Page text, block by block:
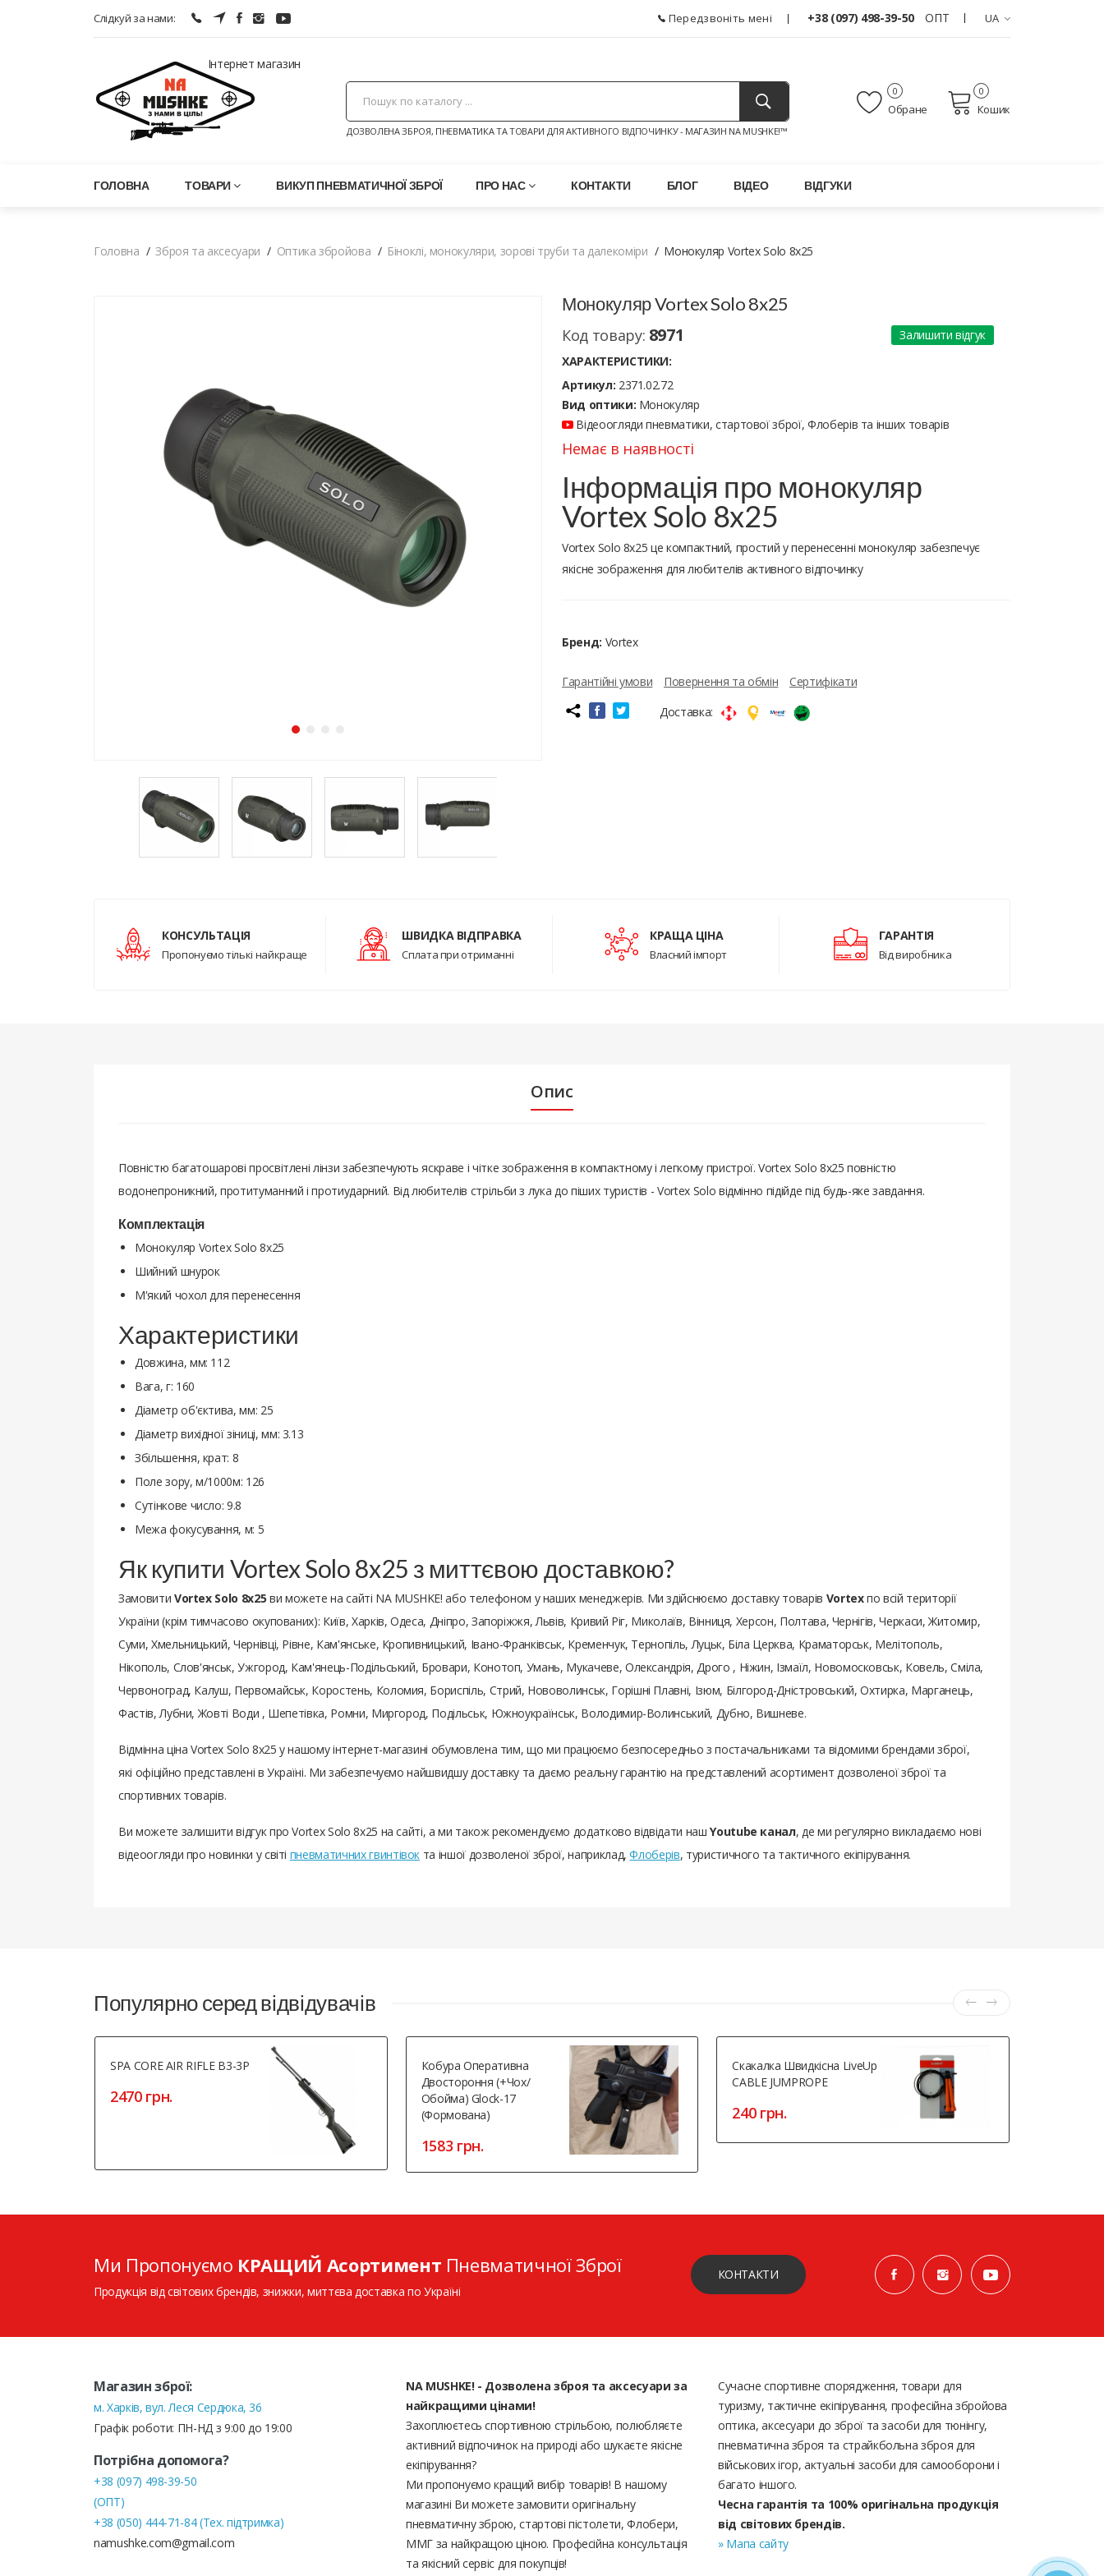
Слідкуй за нами: Передзвоніть мені +38 (097) 498-39-50 ОПТ UA
Інтернет магазин
ДОЗВОЛЕНА ЗБРОЯ, ПНЕВМАТИКА ТА ТОВАРИ ДЛЯ АКТИВНОГО ВІДПОЧИНКУ - МАГАЗИН NA MUSHKE!™
Обране
0
Кошик
0
ГОЛОВНА ТОВАРИ ВИКУП ПНЕВМАТИЧНОЇ ЗБРОЇ ПРО НАС КОНТАКТИ БЛОГ ВІДЕО ВІДГУКИ
Головна Зброя та аксесуари Оптика збройова Біноклі, монокуляри, зорові труби та далекоміри Монокуляр Vortex Solo 8x25
Монокуляр Vortex Solo 8x25
Код товару: 8971
Залишити відгук
ХАРАКТЕРИСТИКИ:
Артикул: 2371.02.72
Вид оптики: Монокуляр
Відеоогляди пневматики, стартової зброї, Флоберів та інших товарів
Немає в наявності
Інформація про монокуляр
Vortex Solo 8x25
Vortex Solo 8x25 це компактний, простий у перенесенні монокуляр забезпечує
якісне зображення для любителів активного відпочинку
Бренд: Vortex
Гарантійні умови Повернення та обмін
Сертифікати
Доставка:
КОНСУЛЬТАЦІЯ
Пропонуємо тількі найкраще
ШВИДКА ВІДПРАВКА
Сплата при отриманні
КРАЩА ЦІНА
Власний імпорт
ГАРАНТІЯ
Від виробника
Опис
Повністю багатошарові просвітлені лінзи забезпечують яскраве і чітке зображення в компактному і легкому пристрої. Vortex Solo 8x25 повністю
водонепроникний, протитуманний і протиударний. Від любителів стрільби з лука до піших туристів - Vortex Solo відмінно підійде під будь-яке завдання.
Комплектація
Монокуляр Vortex Solo 8x25
Шийний шнурок
М'який чохол для перенесення
Характеристики
Довжина, мм: 112
Вага, г: 160
Діаметр об'єктива, мм: 25
Діаметр вихідної зіниці, мм: 3.13
Збільшення, крат: 8
Поле зору, м/1000м: 126
Сутінкове число: 9.8
Межа фокусування, м: 5
Як купити Vortex Solo 8x25 з миттєвою доставкою?
Замовити Vortex Solo 8x25 ви можете на сайті NA MUSHKE! або телефоном у наших менеджерів. Ми здійснюємо доставку товарів Vortexпо всій території
України (крім тимчасово окупованих): Київ, Харків, Одеса, Дніпро, Запоріжжя, Львів, Кривий Ріг, Миколаїв, Вінниця, Херсон, Полтава, Чернігів, Черкаси, Житомир,
Суми, Хмельницький, Чернівці, Рівне, Кам'янське, Кропивницький, Івано-Франківськ, Кременчук, Тернопіль, Луцьк, Біла Церква, Краматорськ, Мелітополь,
Нікополь, Слов'янськ, Ужгород, Кам'янець-Подільський, Бровари, Конотоп, Умань, Мукачеве, Олександрія, Дрого , Ніжин, Ізмаїл, Новомосковськ, Ковель, Сміла,
Червоноград, Калуш, Первомайськ, Коростень, Коломия, Бориспіль, Стрий, Нововолинськ, Горішні Плавні, Ізюм, Білгород-Дністровський, Охтирка, Марганець,
Фастів, Лубни, Жовті Води , Шепетівка, Ромни, Миргород, Подільськ, Южноукраїнськ, Володимир-Волинський, Дубно, Вишневе.
Відмінна ціна Vortex Solo 8x25 у нашому інтернет-магазині обумовлена ​​тим, що ми працюємо безпосередньо з постачальниками та відомими брендами зброї,
які офіційно представлені в Україні. Ми забезпечуємо найшвидшу доставку та даємо реальну гарантію на представлений асортимент дозволеної зброї та
спортивних товарів.
Ви можете залишити відгук про Vortex Solo 8x25 на сайті, а ми також рекомендуємо додатково відвідати нашYoutube канал, де ми регулярно викладаємо нові
відеоогляди про новинки у світі пневматичних гвинтівок та іншої дозволеної зброї, наприклад,Флоберів, туристичного та тактичного екіпірування.
Популярно серед відвідувачів
SPA CORE AIR RIFLE B3-3P
2470 грн.
Кобура Оперативна
Двостороння (+чох/
Обойма) Glock-17
(формована)
1583 грн.
Скакалка Швидкісна LiveUp
CABLE JUMPROPE
240 грн.
Ми Пропонуємо КРАЩИЙ Асортимент Пневматичної Зброї
Продукція від світових брендів, знижки, миттєва доставка по Україні
КОНТАКТИ
Магазин зброї:
м. Харків, вул. Леся Сердюка, 36
Графік роботи: ПН-НД з 9:00 до 19:00
Потрібна допомога?
+38 (097) 498-39-50
(ОПТ)
+38 (050) 444-71-84 (Тех. підтримка)
namushke.com@gmail.com
NA MUSHKE! - Дозволена зброя та аксесуари за
найкращими цінами!
Захоплюєтесь спортивною стрільбою, полюбляєте
активний відпочинок на природі або шукаєте якісне
екіпірування?
Ми пропонуємо кращий вибір товарів! В нашому
магазині Ви можете замовити оригінальну
пневматичну зброю, стартові пістолети, Флобери,
ММГ за найкращою ціною. Професійна консультація
та якісний сервіс для покупців!
Сучасне спортивне спорядження, товари для
туризму, тактичне екіпірування, професійна збройова
оптика, аксесуари до зброї та засоби для тюнінгу,
пневматична зброя та страйкбольна зброя для
військових ігор, актуальні засоби для самооборони і
багато іншого.
Чесна гарантія та 100% оригінальна продукція
від світових брендів.
» Мапа сайту